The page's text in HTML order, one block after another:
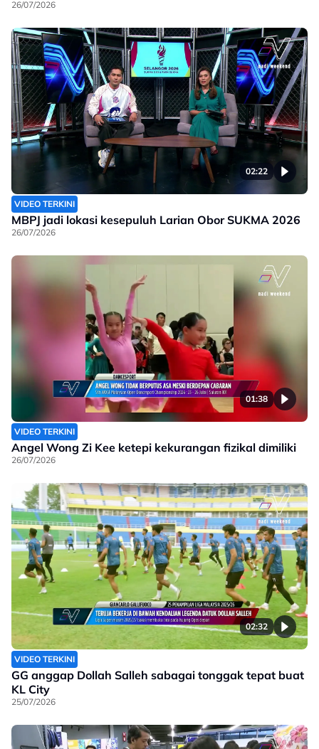
26/07/2026
02:22
VIDEO TERKINI
MBPJ jadi lokasi kesepuluh Larian Obor SUKMA 2026
26/07/2026
01:38
VIDEO TERKINI
Angel Wong Zi Kee ketepi kekurangan fizikal dimiliki
26/07/2026
02:32
VIDEO TERKINI
GG anggap Dollah Salleh sabagai tonggak tepat buat
KL City
25/07/2026